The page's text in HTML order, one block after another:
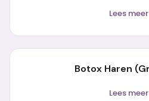
Lees
Botox Haren
Lees